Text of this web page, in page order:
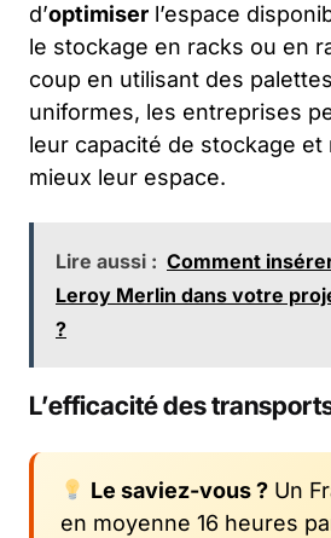
d’optimiser l’espace
le stockage en racks ou en
coup en utilisant des
uniformes, les entreprises
leur capacité de stockage et
mieux leur espace.
Lire aussi : Comment
Leroy Merlin dans votre
?
L’efficacité des
Le saviez-vous ?Un
en moyenne 16 heures